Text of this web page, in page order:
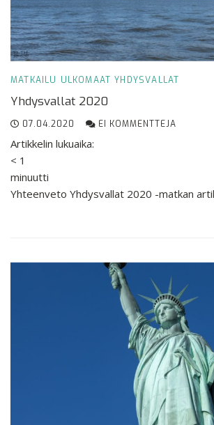
MATKAILU ULKOMAAT YHDYSVALLAT
Yhdysvallat 2020
07.04.2020 EI KOMMENTTEJA
Artikkelin lukuaika:
< 1
minuutti
Yhteenveto Yhdysvallat 2020 -matkan